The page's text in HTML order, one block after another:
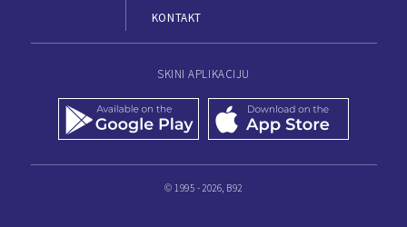
KONTAKT
SKINI APLIKACIJU
© 1995 - 2026, B92